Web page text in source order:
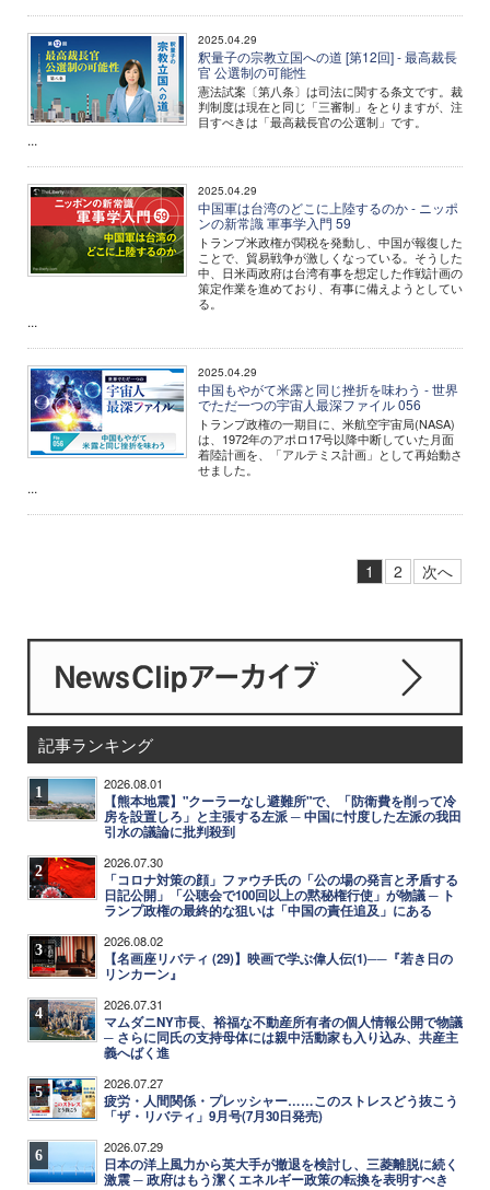
2025.04.29
釈量子の宗教立国への道 [第12回] - 最高裁長
官 公選制の可能性
憲法試案〔第八条〕は司法に関する条文です。裁
判制度は現在と同じ「三審制」をとりますが、注
目すべきは「最高裁長官の公選制」です。
...
2025.04.29
中国軍は台湾のどこに上陸するのか - ニッポ
ンの新常識 軍事学入門 59
トランプ米政権が関税を発動し、中国が報復した
ことで、貿易戦争が激しくなっている。そうした
中、日米両政府は台湾有事を想定した作戦計画の
策定作業を進めており、有事に備えようとしてい
る。
...
2025.04.29
中国もやがて米露と同じ挫折を味わう - 世界
でただ一つの宇宙人最深ファイル 056
トランプ政権の一期目に、米航空宇宙局(NASA)
は、1972年のアポロ17号以降中断していた月面
着陸計画を、「アルテミス計画」として再始動さ
せました。
...
1 2 次へ
記事ランキング
1 2026.08.01
【熊本地震】"クーラーなし避難所"で、「防衛費を削って冷
房を設置しろ」と主張する左派 ─ 中国に忖度した左派の我田
引水の議論に批判殺到
2 2026.07.30
「コロナ対策の顔」ファウチ氏の「公の場の発言と矛盾する
日記公開」「公聴会で100回以上の黙秘権行使」が物議 ─ ト
ランプ政権の最終的な狙いは「中国の責任追及」にある
3 2026.08.02
【名画座リバティ (29)】映画で学ぶ偉人伝(1)──『若き日の
リンカーン』
4 2026.07.31
マムダニNY市長、裕福な不動産所有者の個人情報公開で物議
─ さらに同氏の支持母体には親中活動家も入り込み、共産主
義へばく進
5 2026.07.27
疲労・人間関係・プレッシャー……このストレスどう抜こう
「ザ・リバティ」9月号(7月30日発売)
6 2026.07.29
日本の洋上風力から英大手が撤退を検討し、三菱離脱に続く
激震 ─ 政府はもう潔くエネルギー政策の転換を表明すべき